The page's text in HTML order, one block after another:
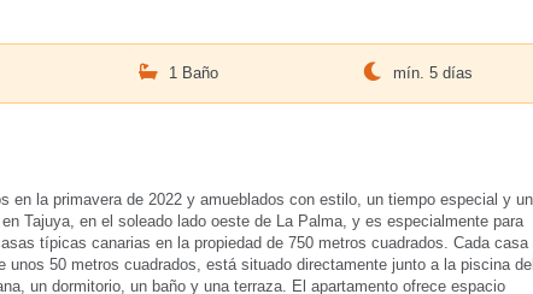
1 Baño mín. 5 días
en la primavera de 2022 y amueblados con estilo, un tiempo especial y un
Tajuya, en el soleado lado oeste de La Palma, y es especialmente para
típicas canarias en la propiedad de 750 metros cuadrados. Cada casa
50 metros cuadrados, está situado directamente junto a la piscina
un dormitorio, un baño y una terraza. El apartamento ofrece espacio